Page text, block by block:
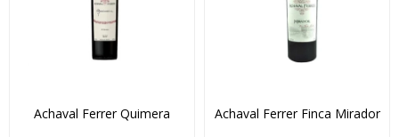
Achaval Ferrer Quimera Achaval Ferrer Finca Mirador